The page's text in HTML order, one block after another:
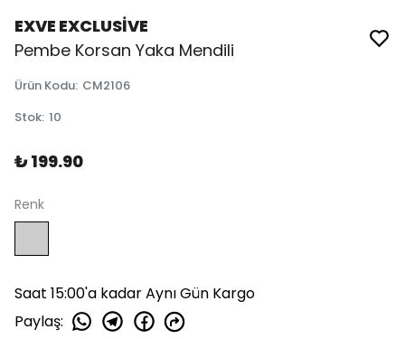
EXVE EXCLUSİVE
Pembe Korsan Yaka Mendili
Ürün Kodu: CM2106
Stok: 10
₺ 199.90
Renk
Saat 15:00'a kadar Aynı Gün Kargo
Paylaş: